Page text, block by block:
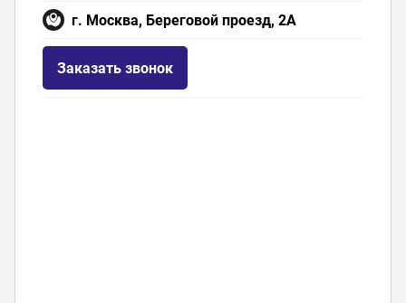
г. Москва, Береговой проезд, 2А
Заказать звонок